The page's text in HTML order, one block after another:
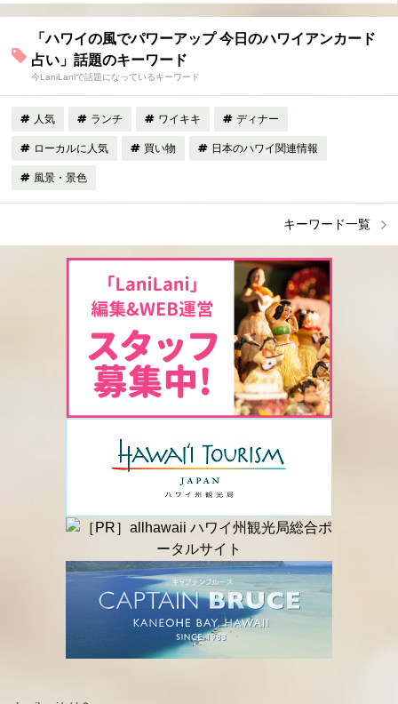
「ハワイの風でパワーアップ 今日のハワイアンカード
占い」話題のキーワード
今LaniLaniで話題になっているキーワード
人気 ランチ ワイキキ ディナー
ローカルに人気 買い物 日本のハワイ関連情報
風景・景色
キーワード一覧